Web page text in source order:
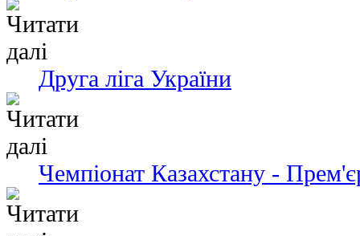
Друга ліга України
Чемпіонат Казахстану -